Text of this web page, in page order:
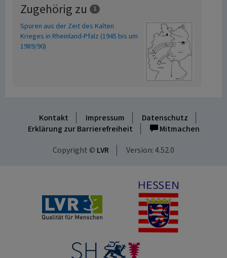
Zugehörig zu 1
Spuren aus der Zeit des Kalten
Krieges in Rheinland-Pfalz (1945 bis um
1989/90)
Kontakt Impressum
Datenschutz
Erklärung zur Barrierefreiheit
Mitmachen
Copyright © LVR Version: 4.52.0